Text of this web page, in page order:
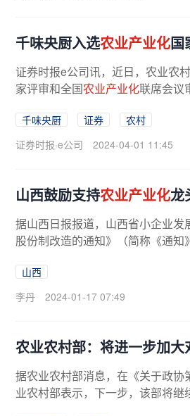
千味央厨入选农业产业化国
证券时报e公司讯，近日，农业农
家评审和全国农业产业化联席会议
千味央厨 证券
农村
证券时报·e公司
2024-04-01 11:45
山西鼓励支持农业产业化龙
据山西日报报道，山西省小企业
股份制改造的通知》（简称《通知
山西
李丹
2024-01-17 07:49
农业农村部：将进一步加大
据农业农村部消息，在《关于政
业农村部表示，下一步，该部将